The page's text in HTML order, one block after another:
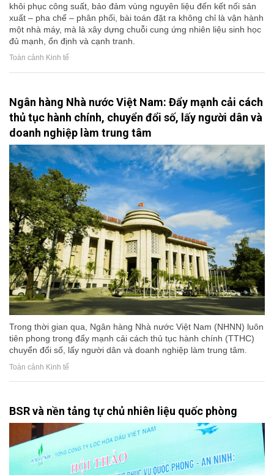
khôi phục công suất, bảo đảm vùng nguyên liệu đến kết nối sản
xuất – pha chế – phân phối, bài toán đặt ra không chỉ là vận hành
một nhà máy, mà là xây dựng chuỗi cung ứng nhiên liệu sinh học
đủ mạnh, ổn định và cạnh tranh.
Toàn cảnh Kinh tế
Ngân hàng Nhà nước Việt Nam: Đẩy mạnh cải cách
thủ tục hành chính, chuyển đổi số, lấy người dân và
doanh nghiệp làm trung tâm
Trong thời gian qua, Ngân hàng Nhà nước Việt Nam (NHNN) luôn
tiên phong trong đẩy mạnh cải cách thủ tục hành chính (TTHC)
chuyển đổi số, lấy người dân và doanh nghiệp làm trung tâm.
Toàn cảnh Kinh tế
BSR và nền tảng tự chủ nhiên liệu quốc phòng